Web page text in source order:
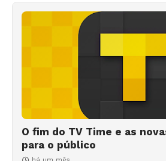
O fim do TV Time e as
para o público